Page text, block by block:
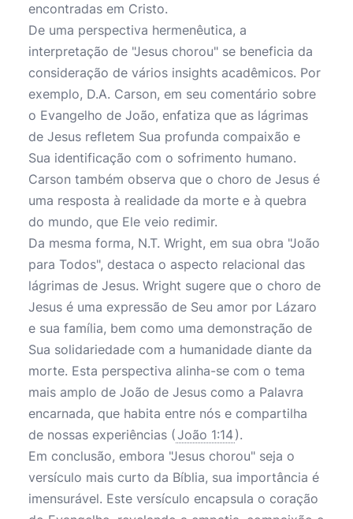
encontradas em Cristo.
De uma perspectiva hermenêutica, a
interpretação de "Jesus chorou" se beneficia da
consideração de vários insights acadêmicos. Por
exemplo, D.A. Carson, em seu comentário sobre
o Evangelho de João, enfatiza que as lágrimas
de Jesus refletem Sua profunda compaixão e
Sua identificação com o sofrimento humano.
Carson também observa que o choro de Jesus é
uma resposta à realidade da morte e à quebra
do mundo, que Ele veio redimir.
Da mesma forma, N.T. Wright, em sua obra "João
para Todos", destaca o aspecto relacional das
lágrimas de Jesus. Wright sugere que o choro de
Jesus é uma expressão de Seu amor por Lázaro
e sua família, bem como uma demonstração de
Sua solidariedade com a humanidade diante da
morte. Esta perspectiva alinha-se com o tema
mais amplo de João de Jesus como a Palavra
encarnada, que habita entre nós e compartilha
de nossas experiências (João 1:14).
Em conclusão, embora "Jesus chorou" seja o
versículo mais curto da Bíblia, sua importância é
imensurável. Este versículo encapsula o coração